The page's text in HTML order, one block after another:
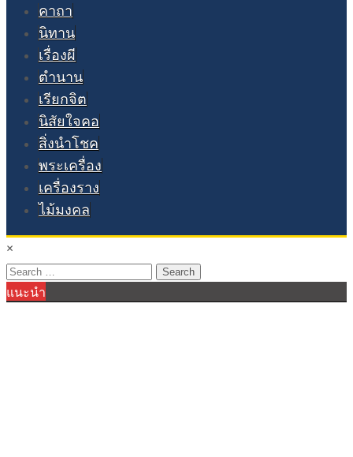
คาถา
นิทาน
เรื่องผี
ตำนาน
เรียกจิต
นิสัยใจคอ
สิ่งนำโชค
พระเครื่อง
เครื่องราง
ไม้มงคล
×
Search
for:
แนะนำ